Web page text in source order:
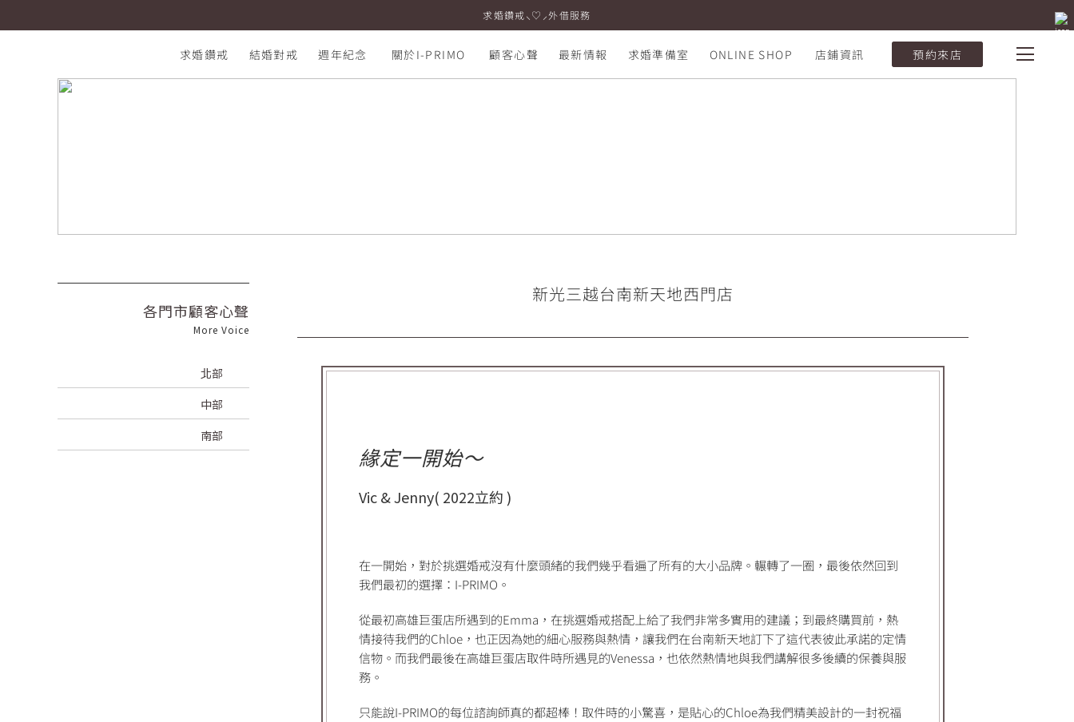
求婚鑽戒⸜♡⸝外借服務
I-PRIMO：結婚鑽石戒指專賣店
求婚鑽戒 結婚對戒 週年紀念 關於I-PRIMO 顧客心聲 最新情報 求婚準備室 ONLINE SHOP 店鋪資訊 預約來店
Voice 顧客心聲
各門市顧客心聲
More Voice
北部
中部
南部
新光三越台南新天地西門店
緣定一開始～
Vic & Jenny( 2022立約 )
在一開始，對於挑選婚戒沒有什麼頭緒的我們幾乎看遍了所有的大小品牌。輾轉了一圈，最後依然回到
我們最初的選擇：I-PRIMO。
從最初高雄巨蛋店所遇到的Emma，在挑選婚戒搭配上給了我們非常多實用的建議；到最終購買前，熱
情接待我們的Chloe，也正因為她的細心服務與熱情，讓我們在台南新天地訂下了這代表彼此承諾的定情
信物。而我們最後在高雄巨蛋店取件時所遇見的Venessa，也依然熱情地與我們講解很多後續的保養與服
務。
只能說I-PRIMO的每位諮詢師真的都超棒！取件時的小驚喜，是貼心的Chloe為我們精美設計的一封祝福